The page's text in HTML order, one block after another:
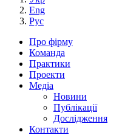
Eng
Рус
Про фірму
Команда
Практики
Проекти
Медіа
Новини
Публікації
Дослідження
Контакти